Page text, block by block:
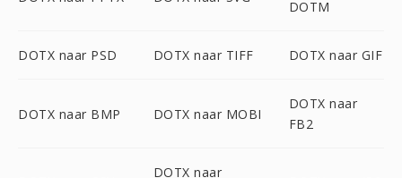
DOTM
DOTX naar PSD DOTX naar TIFF DOTX naar GIF
DOTX naar BMP DOTX naar MOBI
DOTX naar
FB2
DOTX naar